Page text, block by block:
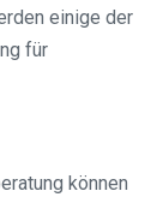
einige der
für
können